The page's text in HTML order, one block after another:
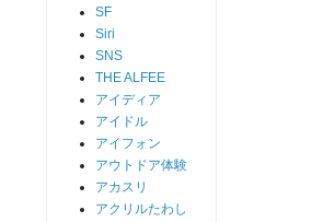
SF
Siri
SNS
THE ALFEE
アイディア
アイドル
アイフォン
アウトドア体験
アカスリ
アクリルたわし